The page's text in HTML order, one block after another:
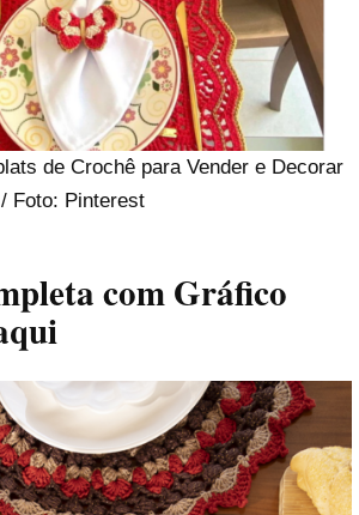
de Crochê para Vender e Decorar
Foto: Pinterest
com Gráfico